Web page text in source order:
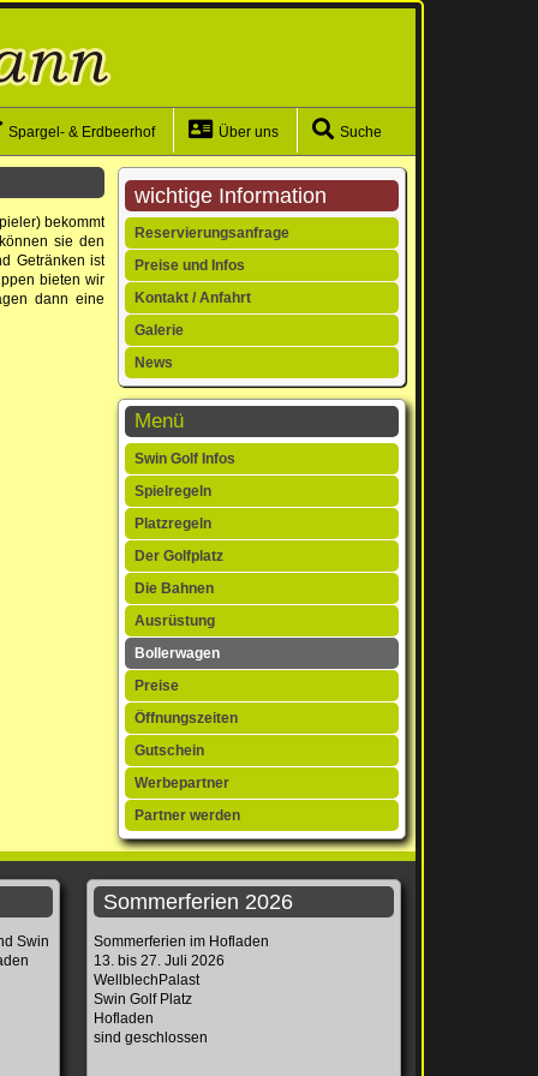
Spargel- & Erdbeerhof Über uns Suche
bekommt
sie den
Getränken ist
bieten wir
dann eine
wichtige Information
Navigation
überspringen
Reservierungsanfrage
Preise und Infos
Kontakt / Anfahrt
Galerie
News
Menü
Navigation
überspringen
Swin Golf Infos
Spielregeln
Platzregeln
Der Golfplatz
Die Bahnen
Ausrüstung
Bollerwagen
Preise
Öffnungszeiten
Gutschein
Werbepartner
Partner werden
Swin
Sommerferien 2026
Sommerferien im Hofladen
13. bis 27. Juli 2026
WellblechPalast
Swin Golf Platz
Hofladen
sind geschlossen